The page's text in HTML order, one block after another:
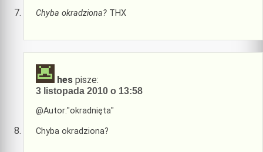
Chyba okradziona? THX
hes pisze:
3 listopada 2010 o 13:58
@Autor:"okradnięta"
Chyba okradziona?